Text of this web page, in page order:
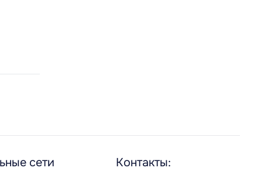
сети Контакты: